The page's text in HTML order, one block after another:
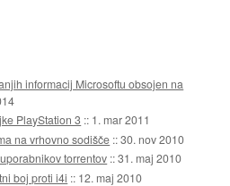
informacij Microsoftu obsojen na
PlayStation 3 :: 1. mar 2011
na vrhovno sodišče ::30. nov 2010
torrentov ::31. maj 2010
boj proti i4i :: 12. maj 2010